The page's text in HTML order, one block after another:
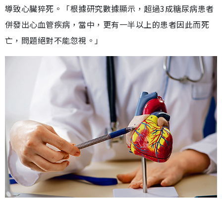
導致心臟猝死。「根據研究數據顯示，超過3成糖尿病患者
併發出心血管疾病，當中，更有一半以上的患者因此而死
亡，問題絕對不能忽視。」